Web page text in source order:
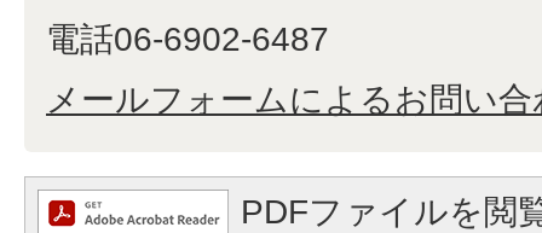
電話06-6902-6487
メールフォームによるお問い合
PDFファイルを閲